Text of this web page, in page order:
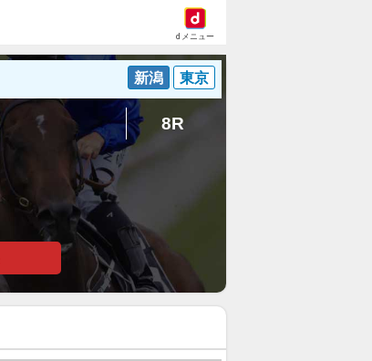
dメニュー
新潟 東京
8R